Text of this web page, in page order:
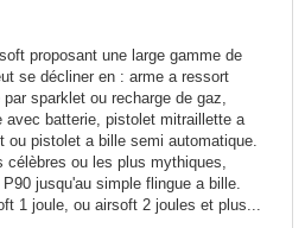
proposant une large gamme de
se décliner en : arme a ressort
sparklet ou recharge de gaz,
avec batterie, pistolet mitraillette a
ou pistolet a bille semi automatique.
célèbres ou les plus mythiques,
jusqu'au simple flingue a bille.
1 joule, ou airsoft 2 joules et plus...